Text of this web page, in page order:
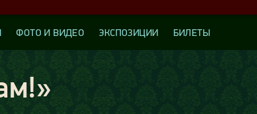
ФОТО И ВИДЕО ЭКСПОЗИЦИИ БИЛЕТЫ